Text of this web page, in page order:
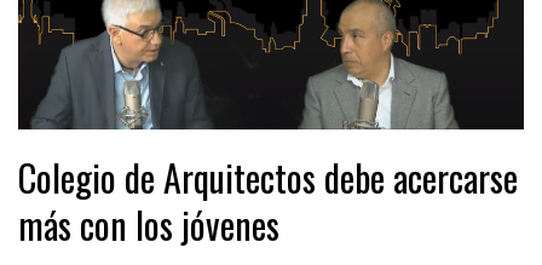
Colegio de Arquitectos debe acercarse
más con los jóvenes